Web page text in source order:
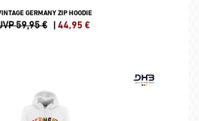
GERMANY ZIP HOODIE
59,95 € | 44,95 €